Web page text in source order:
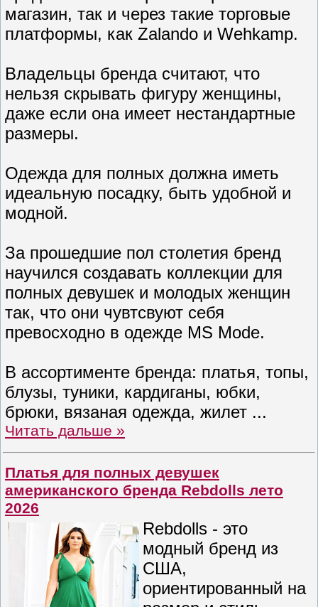
магазин, так и через такие торговые
платформы, как Zalando и Wehkamp.
Владельцы бренда считают, что
нельзя скрывать фигуру женщины,
даже если она имеет нестандартные
размеры.
Одежда для полных должна иметь
идеальную посадку, быть удобной и
модной.
За прошедшие пол столетия бренд
научился создавать коллекции для
полных девушек и молодых женщин
так, что они чувтсвуют себя
превосходно в одежде MS Mode.
В ассортименте бренда: платья, топы,
блузы, туники, кардиганы, юбки,
брюки, вязаная одежда, жилет ...
Читать дальше »
Платья для полных девушек
американского бренда Rebdolls лето
2026
Rebdolls - это
модный бренд из
США,
ориентированный на